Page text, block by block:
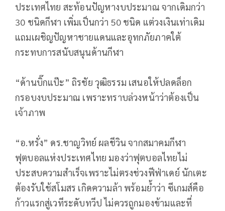
ประเทศไทย สะท้อนปัญหางบประมาณ จากเดิมกว่า
30 ชนิดกีฬา เพิ่มเป็นกว่า 50 ชนิด แต่วงเงินเท่าเดิม
แถมเผชิญปัญหาชายแดนและอุทกภัยภาคใต้
กระทบการสนับสนุนด้านกีฬา
“ด้านบิ๊กแป๊ะ” ถิรชัย วุฒิธรรม เสนอให้ปลดล็อก
กรอบงบประมาณ เพราะทราบล่วงหน้าว่าต้องเป็น
เจ้าภาพ
“อ.หรั่ง” ดร.ชาญวิทย์ ผลชีวิน จากสมาคมกีฬา
ฟุตบอลแห่งประเทศไทย มองว่าฟุตบอลไทยไม่
ประสบความสำเร็จเพราะไม่ตรงช่วงฟีฟ่าเดย์ นักเตะ
ต้องรับใช้สโมสร เกิดความล้า พร้อมย้ำว่า ซีเกมส์คือ
ก้าวแรกสู่เวทีระดับทวีป ไม่ควรถูกมองข้ามและที่